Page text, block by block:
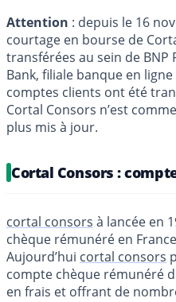
Attention : depuis le 16
courtage en bourse de
transférées au sein de BNP
Bank, filiale banque en
comptes clients ont été
Cortal Consors n’est
plus mis à jour.
Cortal Consors :
cortal consors à lancée en
chèque rémunéré en
Aujourd’hui cortal consors
compte chèque rémunéré
en frais et offrant de